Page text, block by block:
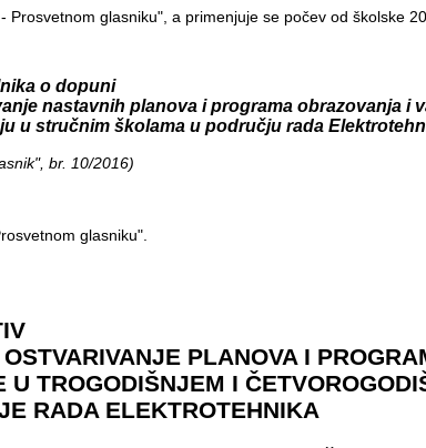
glasniku", a primenjuje se počev od školske
o dopuni
nastavnih planova i programa obrazovanja i
u stručnim školama u području rada
br. 10/2016)
glasniku".
PLANOVA I
TROGODIŠNJEM I
RADA ELEKTROTEHNIKA